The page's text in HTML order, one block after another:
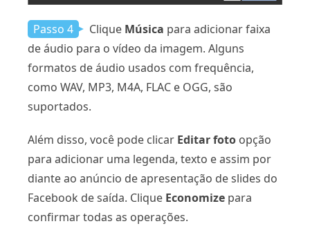
Passo 4 Clique Música para adicionar faixa
de áudio para o vídeo da imagem. Alguns
formatos de áudio usados ​​com frequência,
como WAV, MP3, M4A, FLAC e OGG, são
suportados.
Além disso, você pode clicar Editar foto opção
para adicionar uma legenda, texto e assim por
diante ao anúncio de apresentação de slides do
Facebook de saída. Clique Economize para
confirmar todas as operações.